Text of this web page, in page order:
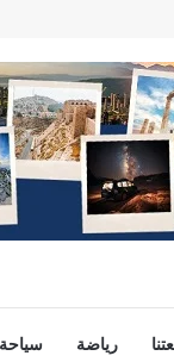
رياضة سياحة